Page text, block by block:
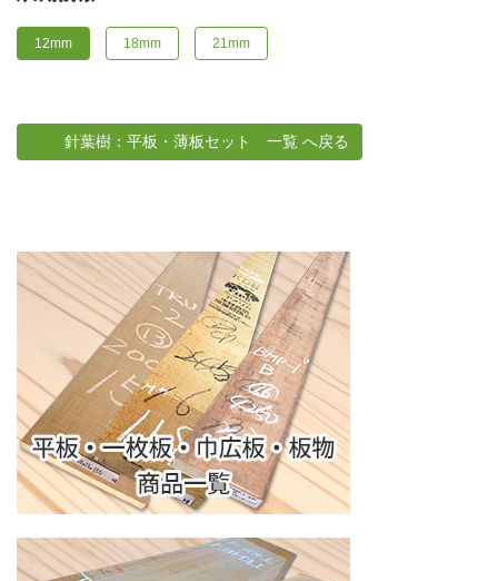
12mm 18mm 21mm
針葉樹：平板・薄板セット 一覧 へ戻る